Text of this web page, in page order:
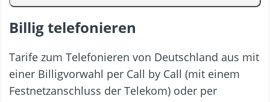
Billig telefonieren
Tarife zum Telefonieren von Deutschland aus mit
einer Billigvorwahl per Call by Call (mit einem
Festnetzanschluss der Telekom) oder per